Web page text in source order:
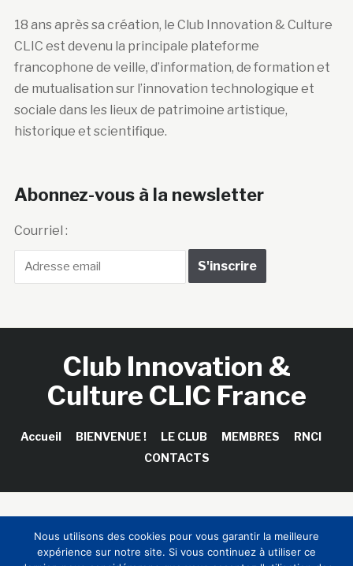
18 ans après sa création, le Club Innovation & Culture
CLIC est devenu la principale plateforme
francophone de veille, d’information, de formation et
de mutualisation sur l’innovation technologique et
sociale dans les lieux de patrimoine artistique,
historique et scientifique.
Abonnez-vous à la newsletter
Courriel :
Club Innovation &
Culture CLIC France
Accueil BIENVENUE ! LE CLUB MEMBRES
RNCI
CONTACTS
Sinapses Conseils
Nous utilisons des cookies pour vous garantir la meilleure
expérience sur notre site. Si vous continuez à utiliser ce